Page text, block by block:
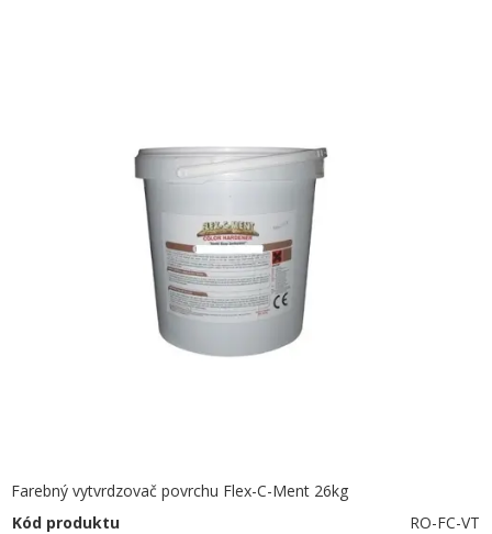
Farebný vytvrdzovač povrchu Flex-C-Ment 26kg
Kód produktu
RO-FC-VT